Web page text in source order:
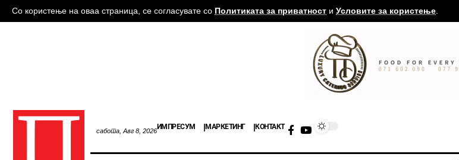
Со користење на оваа страница, се согласувате со Политиката за приватност и Условите за користење.
сабота, Авг 8, 2026ИМПРЕСУМ МАРКЕТИНГ КОНТАКТ